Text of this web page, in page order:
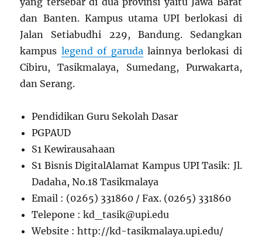
dan Banten. Kampus utama UPI berlokasi di
Jalan Setiabudhi 229, Bandung. Sedangkan
kampus legend of garudalainnya berlokasi di
Cibiru, Tasikmalaya, Sumedang, Purwakarta,
dan Serang.
Pendidikan Guru Sekolah Dasar
PGPAUD
S1 Kewirausahaan
S1 Bisnis DigitalAlamat Kampus UPI Tasik: Jl.
Dadaha, No.18 Tasikmalaya
Email : (0265) 331860 / Fax. (0265) 331860
Telepone :kd_tasik@upi.edu
Website : http://kd-tasikmalaya.upi.edu/